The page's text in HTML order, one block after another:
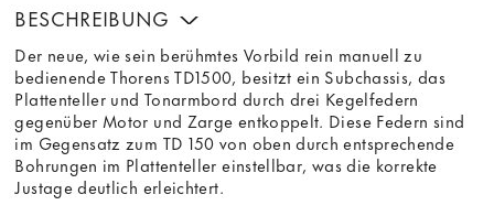
BESCHREIBUNG
Der neue, wie sein berühmtes Vorbild rein manuell zu
bedienende Thorens TD1500, besitzt ein Subchassis, das
Plattenteller und Tonarmbord durch drei Kegelfedern
gegenüber Motor und Zarge entkoppelt. Diese Federn sind
im Gegensatz zum TD 150 von oben durch entsprechende
Bohrungen im Plattenteller einstellbar, was die korrekte
Justage deutlich erleichtert.